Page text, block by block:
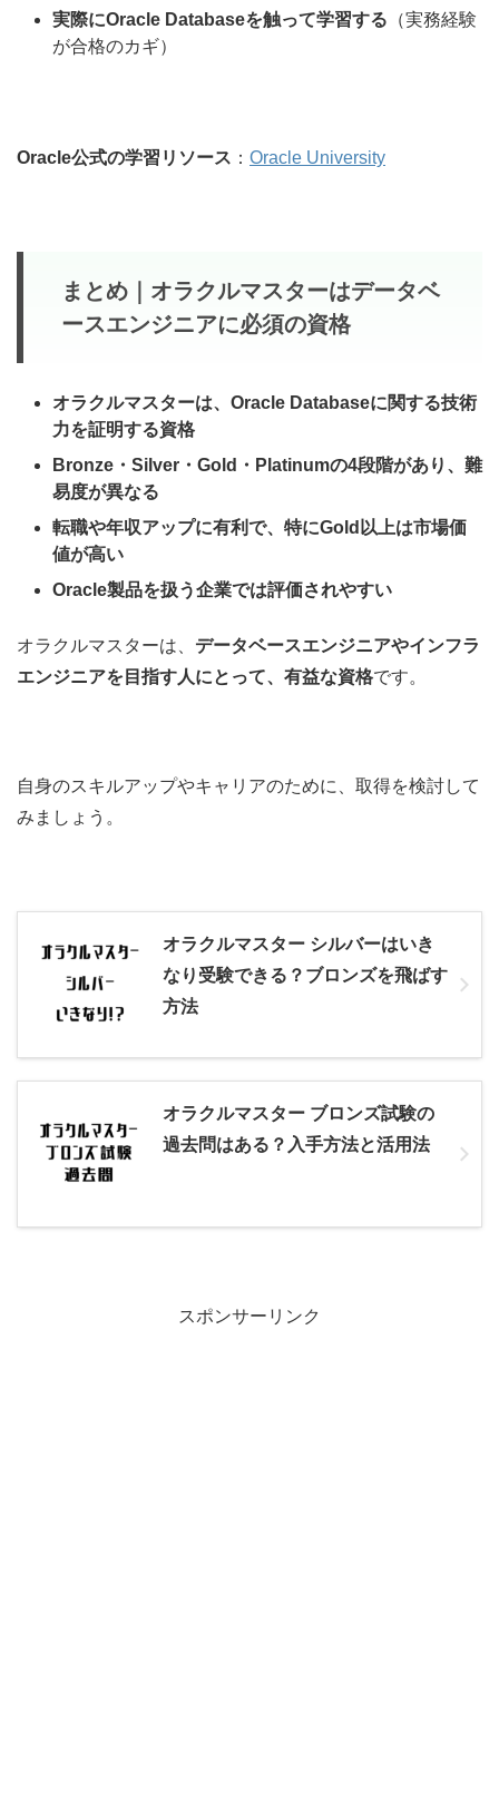
実際にOracle Databaseを触って学習する （実務経験
が合格のカギ）
Oracle公式の学習リソース ： Oracle University
まとめ｜オラクルマスターはデータベ
ースエンジニアに必須の資格
オラクルマスターは、Oracle Databaseに関する技術
力を証明する資格
Bronze・Silver・Gold・Platinumの4段階があり、難
易度が異なる
転職や年収アップに有利で、特にGold以上は市場価
値が高い
Oracle製品を扱う企業では評価されやすい
オラクルマスターは、 データベースエンジニアやインフラ
エンジニアを目指す人にとって、有益な資格です。
自身のスキルアップやキャリアのために、取得を検討して
みましょう。
オラクルマスター シルバーはいき
なり受験できる？ブロンズを飛ばす
方法
オラクルマスター ブロンズ試験の
過去問はある？入手方法と活用法
スポンサーリンク